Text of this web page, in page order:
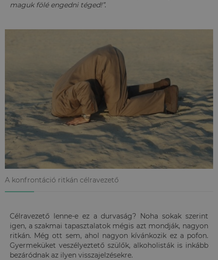
maguk fölé engedni téged!”.
A konfrontáció ritkán célravezető
Célravezető lenne-e ez a durvaság? Noha sokak szerint
igen, a szakmai tapasztalatok mégis azt mondják, nagyon
ritkán. Még ott sem, ahol nagyon kívánkozik ez a pofon.
Gyermeküket veszélyeztető szülők, alkoholisták is inkább
bezáródnak az ilyen visszajelzésekre.